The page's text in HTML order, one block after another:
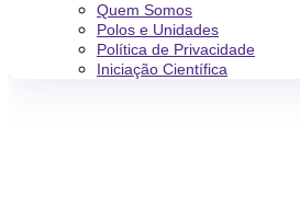
Quem Somos
Polos e Unidades
Política de Privacidade
Iniciação Científica